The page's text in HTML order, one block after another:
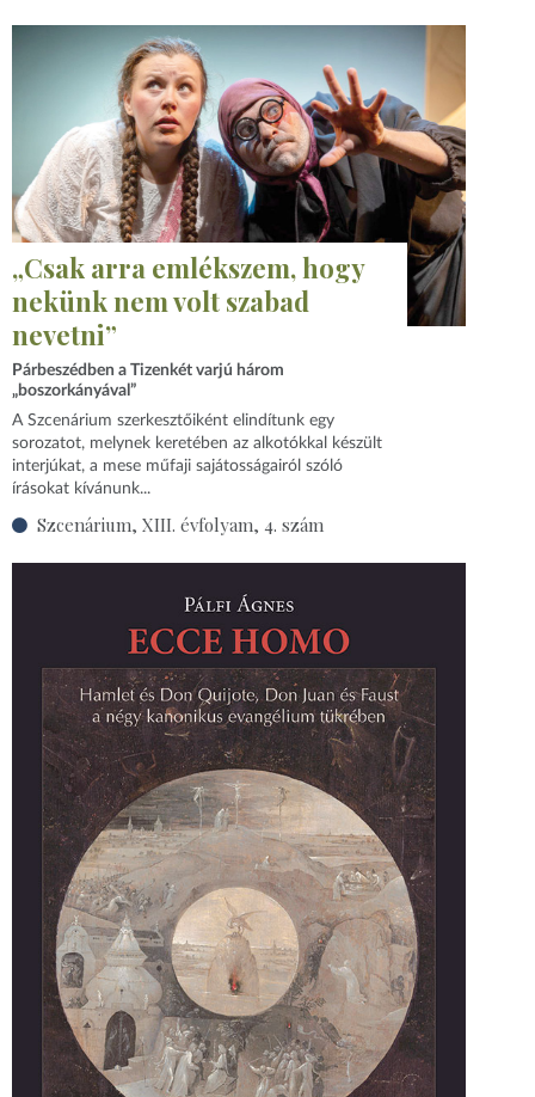
„Csak arra emlékszem, hogy
nekünk nem volt szabad
nevetni”
Párbeszédben a Tizenkét varjú három
„boszorkányával”
A Szcenárium szerkesztőiként elindítunk egy
sorozatot, melynek keretében az alkotókkal készült
interjúkat, a mese műfaji sajátosságairól szóló
írásokat kívánunk...
Szcenárium, XIII. évfolyam, 4. szám